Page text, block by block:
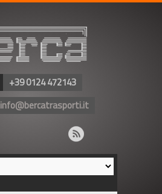
+39 0124 472143
info@bercatrasporti.it